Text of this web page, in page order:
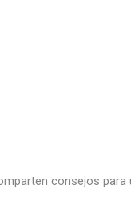
consejos para